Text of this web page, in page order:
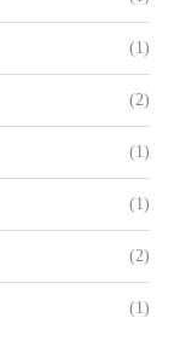
(1)
(2)
(1)
(1)
(2)
(1)